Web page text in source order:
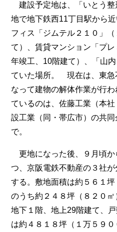
建設予定地は、「いとう整
地で地下鉄西11丁目駅から
フィス「ジムテル２１０」
て）、賃貸マンション「プ
年竣工、10階建て）、「山
ていた場所。 現在は、東急
なって建物の解体作業が行
ているのは、佐藤工業（本
設工業（同・帯広市）の共
で。
更地になった後、９月頃か
つ、京阪電鉄不動産の３社
する。敷地面積は約５６１
のうち約２４８坪（８２０㎡
地下１階、地上29階建て、
は約４８１８坪（１万５９